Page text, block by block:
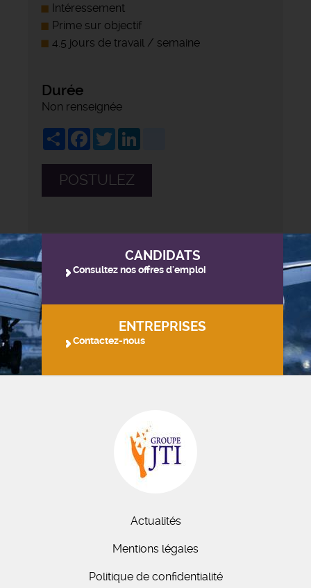
Intéressement
Prime sur objectif
4.5 jours de travail / semaine
Durée
Non renseignée
ShareFacebook
Twitter
POSTULEZ
CANDIDATS
Consultez nos offres d'emploi
ENTREPRISES
Contactez-nous
Actualités
Mentions légales
Politique de confidentialité